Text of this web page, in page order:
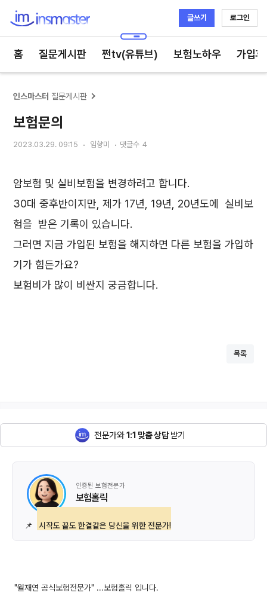
글쓰기 로그인
홈 질문게시판 쩐tv(유튜브) 보험노하우 가입
인스마스터 질문게시판
보험문의
2023.03.29. 09:15 임향미 댓글수 4
암보험 및 실비보험을 변경하려고 합니다.
30대 중후반이지만, 제가 17년, 19년, 20년도에 실비보
험을 받은 기록이 있습니다.
그러면 지금 가입된 보험을 해지하면 다른 보험을 가입하
기가 힘든가요?
보험비가 많이 비싼지 궁금합니다.
목록
전문가와1:1 맞춤 상담받기
인증된 보험전문가
보험홀릭
📌 시작도 끝도 한결같은 당신을 위한 전문가!
"월재연 공식보험전문가" ...보험홀릭 입니다.